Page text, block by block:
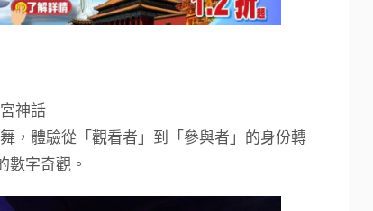
神話
，體驗從「觀看者」到「參與者」的身份轉
數字奇觀。